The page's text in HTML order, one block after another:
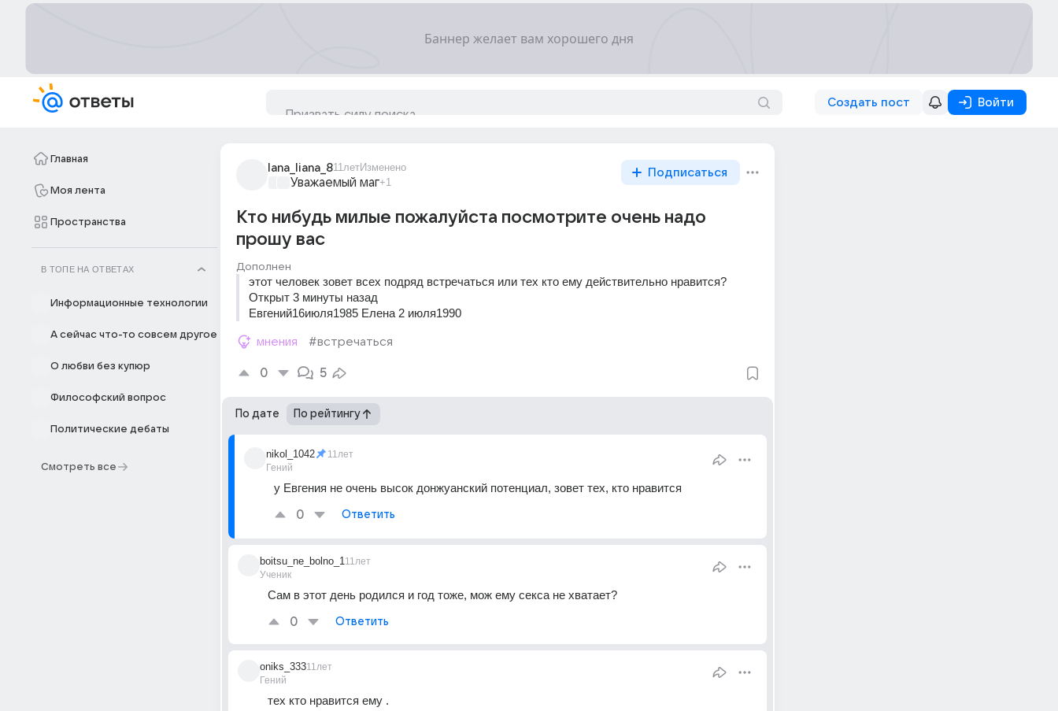
Создать пост Войти
Главная
Моя лента
Пространства
В ТОПЕ НА ОТВЕТАХ
Информационные технологии
А сейчас что-то совсем другое
О любви без купюр
Философский вопрос
Политические дебаты
Смотреть все
lana_liana_811летИзменено
Уважаемый маг+1
Подписаться
Кто нибудь милые пожалуйста посмотрите очень надо
прошу вас
Дополнен
этот человек зовет всех подряд встречаться или тех кто ему действительно нравится?
Открыт 3 минуты назад
Евгений16июля1985 Елена 2 июля1990
мнения #встречаться
0 5
По дате По рейтингу
nikol_1042
Гений
11лет
у Евгения не очень высок донжуанский потенциал, зовет тех, кто нравится
0 Ответить
boitsu_ne_bolno_1
Ученик
11лет
Сам в этот день родился и год тоже, мож ему секса не хватает?
0 Ответить
oniks_333
Гений
11лет
тех кто нравится ему .